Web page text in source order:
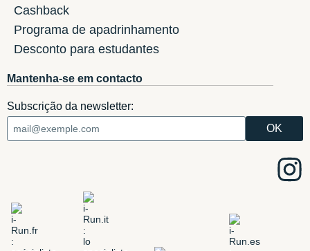
Cashback
Programa de apadrinhamento
Desconto para estudantes
Mantenha-se em contacto
Subscrição da newsletter: